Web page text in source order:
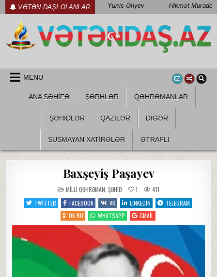
Skip
to
content
VƏTƏN DAŞI OLANLAR Yunis Əliyev Hikmət Muradov
MENU
ANA SƏHİFƏ ŞƏRHLƏR QƏHRƏMANLAR
ŞƏHIDLƏR QAZILƏR DIGƏR
SUSMAYAN XATİRƏLƏR ƏTRAFLI
Baxşeyiş Paşayev
POSTED
IN
MILLI QƏHRƏMAN ŞƏHID 1
411
TWITTER
FACEBOOK VK LINKEDIN
TELEGRAM
OK.RU
WHATSAPP GMAIL